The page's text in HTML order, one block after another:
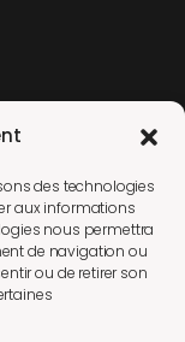
des technologies
aux informations
nous permettra
de navigation ou
ou de retirer son